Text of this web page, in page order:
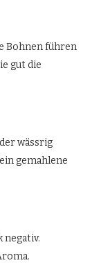
Bohnen führen
gut die
wässrig
gemahlene
negativ.